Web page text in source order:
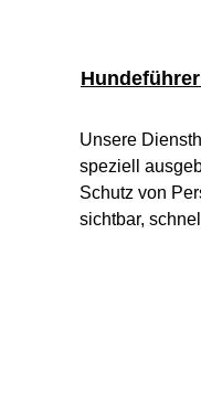
Unsere
speziell
Schutz von
sichtbar,